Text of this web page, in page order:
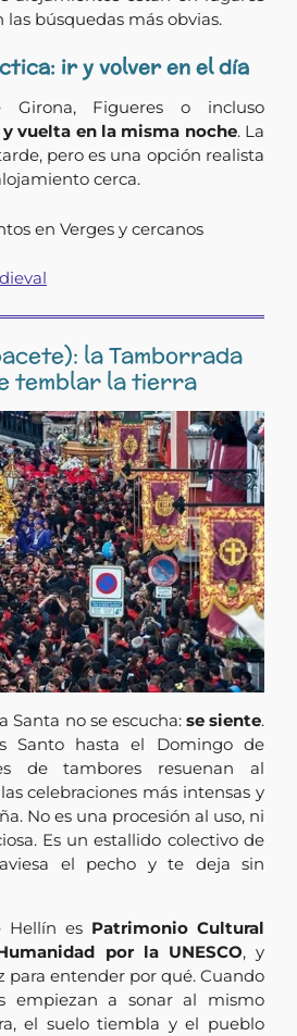
búsquedas más obvias.
ir y volver en el día
Girona, Figueres o incluso
vuelta en la misma noche. La
pero es una opción realista
cerca.
en Verges y cercanos
la Tamborrada
temblar la tierra
Santa no se escucha: se siente.
Santo hasta el Domingo de
de tambores resuenan al
celebraciones más intensas y
No es una procesión al uso, ni
Es un estallido colectivo de
el pecho y te deja sin
Hellín es Patrimonio Cultural
por la UNESCO, y
para entender por qué. Cuando
empiezan a sonar al mismo
el suelo tiembla y el pueblo